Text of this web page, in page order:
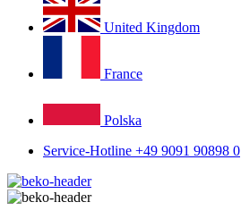
United Kingdom
France
Polska
Service-Hotline +49 9091 90898 0